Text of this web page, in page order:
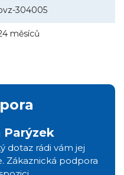
304005
měsíců
dotaz rádi vám jej
Zákaznická podpora